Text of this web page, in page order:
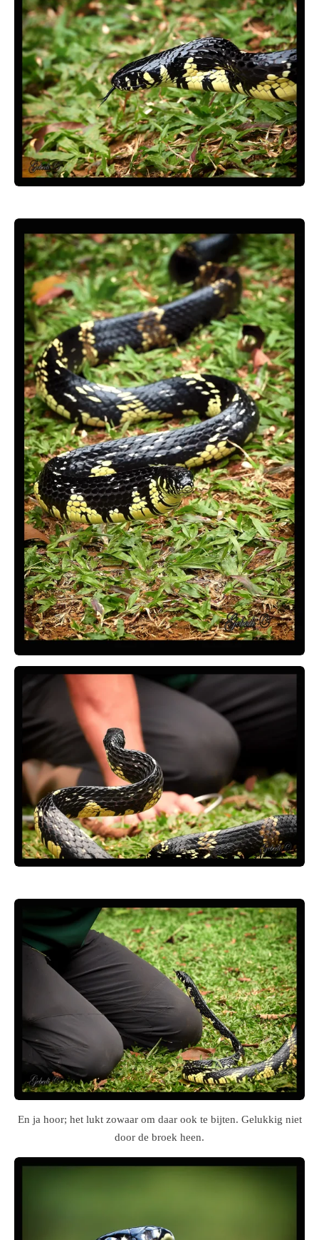
En ja hoor; het lukt zowaar om daar ook te bijten. Gelukkig niet
door de broek heen.